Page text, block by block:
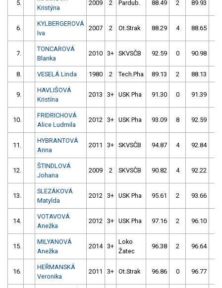
5.
Kristýna
2009 2 Pardub. 88.49 2 89.93
6.
KYLBERGEROVÁ
Iva
2007 2 Ot.Strak 88.29 4 88.65
7.
TONCAROVÁ
Blanka
2010 3+ SKVSČB 92.59 0 90.98
8. VESELÁ Linda 1980 2 Tech.Pha 89.13 2 88.13
9.
HAVLIŠOVÁ
Kristína
2013 3+ USK Pha 91.30 0 91.39
10.
FRIDRICHOVÁ
Alice Ludmila
2012 3+ USK Pha 93.09 8 92.59
11.
HYBRANTOVÁ
Anna
2011 3+ SKVSČB 94.87 4 92.84
12.
ŠTINDLOVÁ
Johana
2009 2 SKVSČB 90.82 4 92.22
13.
SLEZÁKOVÁ
Matylda
2012 3+ USK Pha 95.61 2 93.66
14.
VOTAVOVÁ
Anežka
2012 3+ USK Pha 97.16 2 96.10
15.
MILYANOVÁ
Anežka
2014 3+
Loko
Žatec
96.38 2 96.64
16.
HEŘMANSKÁ
Veronika
2011 3+ Ot.Strak 96.86 0 96.77